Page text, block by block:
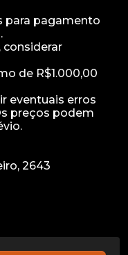
para pagamento
considerar
de R$1.000,00
eventuais erros
preços podem
2643